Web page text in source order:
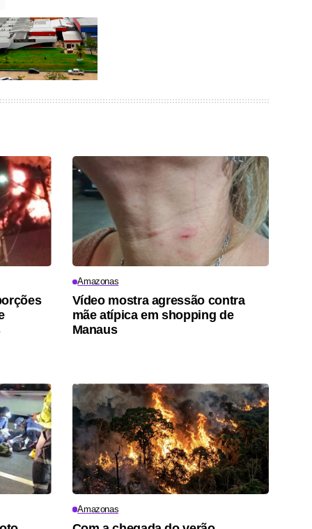
Amazonas
Vídeo mostra agressão contra
mãe atípica em shopping de
Manaus
Amazonas